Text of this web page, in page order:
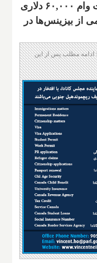
فردا آخرین روز بازپرداخت وام ۶۰,۰۰۰ دلاری
از بیزینس‌ها در
ادامه مطلب پس از این